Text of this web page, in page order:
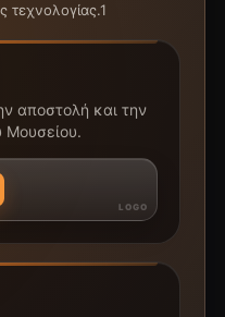
τεχνολογίας.1
αποστολή και την
Μουσείου.